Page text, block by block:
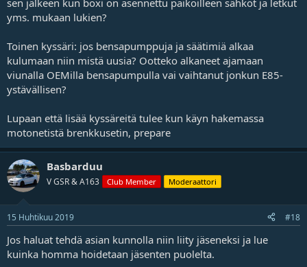
sen jälkeen kun boxi on asennettu paikoilleen sähköt ja letkut
yms. mukaan lukien?
Toinen kyssäri: jos bensapumppuja ja säätimiä alkaa
kulumaan niin mistä uusia? Ootteko alkaneet ajamaan
viunalla OEMilla bensapumpulla vai vaihtanut jonkun E85-
ystävällisen?
Lupaan että lisää kyssäreitä tulee kun käyn hakemassa
motonetistä brenkkusetin, prepare
Basbarduu
V GSR & A163 Club Member Moderaattori
15 Huhtikuu 2019 #18
Jos haluat tehdä asian kunnolla niin liity jäseneksi ja lue
kuinka homma hoidetaan jäsenten puolelta.